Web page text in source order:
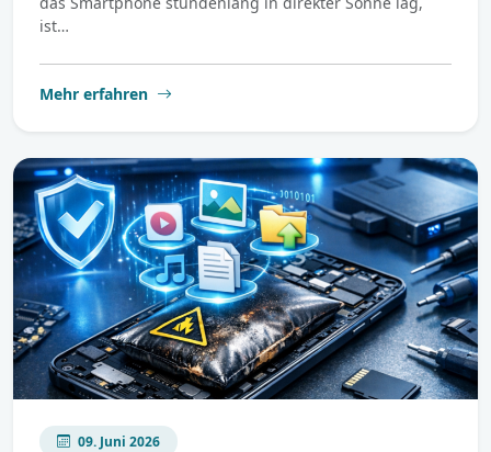
ist…
Mehr erfahren
09. Juni 2026